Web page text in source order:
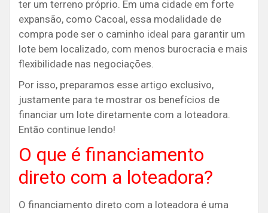
ter um terreno próprio. Em uma cidade em forte
expansão, como Cacoal, essa modalidade de
compra pode ser o caminho ideal para garantir um
lote bem localizado, com menos burocracia e mais
flexibilidade nas negociações.
Por isso, preparamos esse artigo exclusivo,
justamente para te mostrar os benefícios de
financiar um lote diretamente com a loteadora.
Então continue lendo!
O que é financiamento
direto com a loteadora?
O financiamento direto com a loteadora é uma